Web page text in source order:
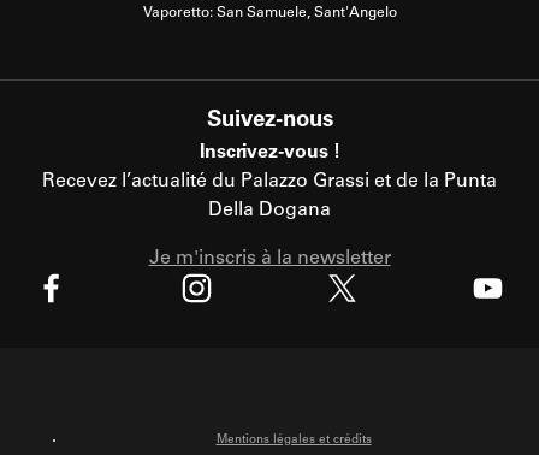
Vaporetto: San Samuele, Sant'Angelo
Suivez-nous
Inscrivez-vous !
Recevez l’actualité du Palazzo Grassi et de la Punta
Della Dogana
Je m'inscris à la newsletter
Mentions légales et crédits